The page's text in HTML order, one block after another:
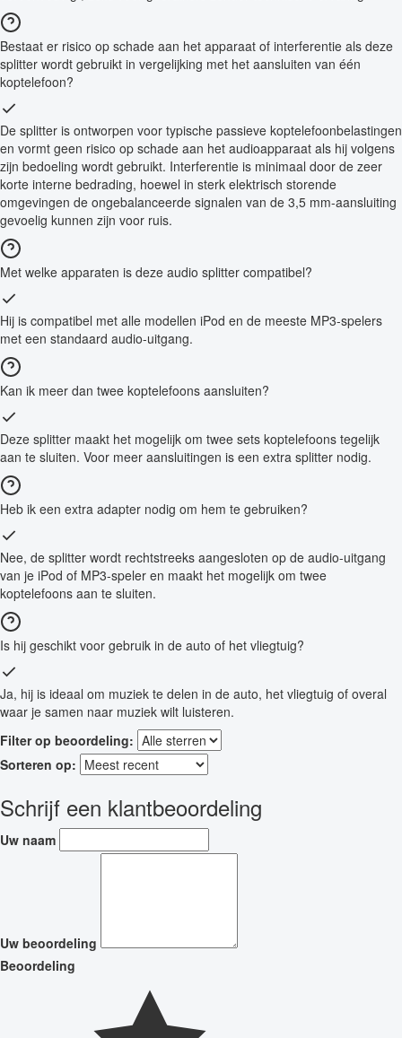
Bestaat er risico op schade aan het apparaat of interferentie als deze
splitter wordt gebruikt in vergelijking met het aansluiten van één
koptelefoon?
De splitter is ontworpen voor typische passieve koptelefoonbelastingen
en vormt geen risico op schade aan het audioapparaat als hij volgens
zijn bedoeling wordt gebruikt. Interferentie is minimaal door de zeer
korte interne bedrading, hoewel in sterk elektrisch storende
omgevingen de ongebalanceerde signalen van de 3,5 mm-aansluiting
gevoelig kunnen zijn voor ruis.
Met welke apparaten is deze audio splitter compatibel?
Hij is compatibel met alle modellen iPod en de meeste MP3-spelers
met een standaard audio-uitgang.
Kan ik meer dan twee koptelefoons aansluiten?
Deze splitter maakt het mogelijk om twee sets koptelefoons tegelijk
aan te sluiten. Voor meer aansluitingen is een extra splitter nodig.
Heb ik een extra adapter nodig om hem te gebruiken?
Nee, de splitter wordt rechtstreeks aangesloten op de audio-uitgang
van je iPod of MP3-speler en maakt het mogelijk om twee
koptelefoons aan te sluiten.
Is hij geschikt voor gebruik in de auto of het vliegtuig?
Ja, hij is ideaal om muziek te delen in de auto, het vliegtuig of overal
waar je samen naar muziek wilt luisteren.
Filter op beoordeling:
Sorteren op:
Schrijf een klantbeoordeling
Uw naam
Uw beoordeling
Beoordeling